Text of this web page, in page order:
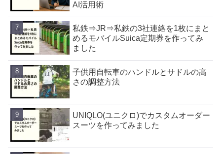
AI活用術
私鉄⇒JR⇒私鉄の3社連絡を1枚にまと
めるモバイルSuica定期券を作ってみ
ました
子供用自転車のハンドルとサドルの高
さの調整方法
UNIQLO(ユニクロ)でカスタムオーダー
スーツを作ってみました